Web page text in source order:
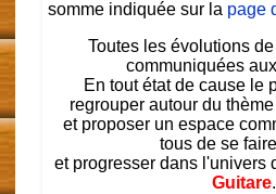
somme indiquée sur la page
Toutes les évolutions
communiquées
En tout état de cause le
regrouper autour du
et proposer un espace
tous de se
et progresser dans l'univers
Guitare.